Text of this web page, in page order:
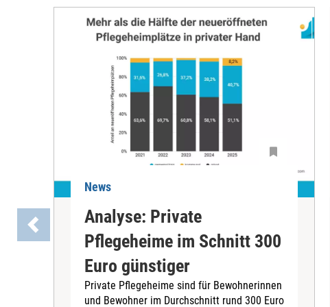
News
Analyse: Private
Pflegeheime im Schnitt 300
Euro günstiger
Private Pflegeheime sind für Bewohnerinnen
und Bewohner im Durchschnitt rund 300 Euro